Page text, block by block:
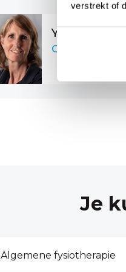
verstrekt of
Yvonne van
Je
Algemene fysiotherapie